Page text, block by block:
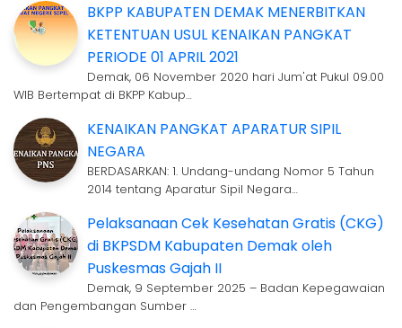
BKPP KABUPATEN DEMAK MENERBITKAN
KETENTUAN USUL KENAIKAN PANGKAT
PERIODE 01 APRIL 2021
Demak, 06 November 2020 hari Jum'at Pukul 09.00
WIB Bertempat di BKPP Kabup…
KENAIKAN PANGKAT APARATUR SIPIL
NEGARA
BERDASARKAN: 1. Undang-undang Nomor 5 Tahun
2014 tentang Aparatur Sipil Negara…
Pelaksanaan Cek Kesehatan Gratis (CKG)
di BKPSDM Kabupaten Demak oleh
Puskesmas Gajah II
Demak, 9 September 2025 – Badan Kepegawaian
dan Pengembangan Sumber …